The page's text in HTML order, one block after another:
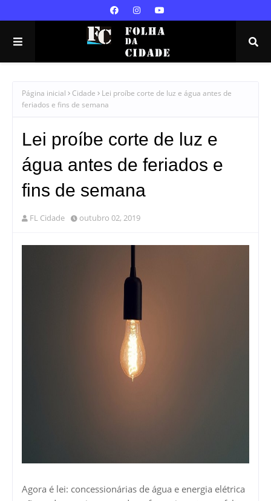
Página inicial Cidade
Lei proíbe corte de luz e água antes de
feriados e fins de semana
Lei proíbe corte de luz e
água antes de feriados e
fins de semana
FL Cidade outubro 02, 2019
Agora é lei: concessionárias de água e energia elétrica